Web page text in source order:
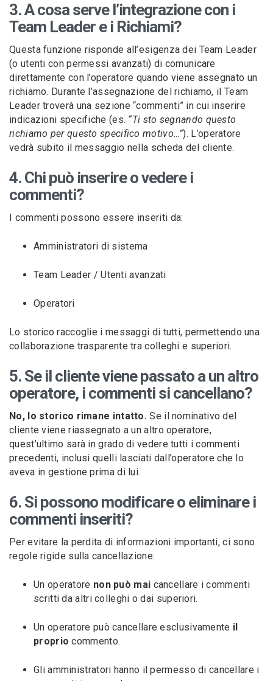
3. A cosa serve l’integrazione con i
Team Leader e i Richiami?
Questa funzione risponde all’esigenza dei Team Leader
(o utenti con permessi avanzati) di comunicare
direttamente con l’operatore quando viene assegnato un
richiamo. Durante l’assegnazione del richiamo, il Team
Leader troverà una sezione “commenti” in cui inserire
indicazioni specifiche (es. “Ti sto segnando questo
richiamo per questo specifico motivo…”). L’operatore
vedrà subito il messaggio nella scheda del cliente.
4. Chi può inserire o vedere i
commenti?
I commenti possono essere inseriti da:
Amministratori di sistema
Team Leader / Utenti avanzati
Operatori
Lo storico raccoglie i messaggi di tutti, permettendo una
collaborazione trasparente tra colleghi e superiori.
5. Se il cliente viene passato a un altro
operatore, i commenti si cancellano?
No, lo storico rimane intatto. Se il nominativo del
cliente viene riassegnato a un altro operatore,
quest’ultimo sarà in grado di vedere tutti i commenti
precedenti, inclusi quelli lasciati dall’operatore che lo
aveva in gestione prima di lui.
6. Si possono modificare o eliminare i
commenti inseriti?
Per evitare la perdita di informazioni importanti, ci sono
regole rigide sulla cancellazione:
Un operatore non può mai cancellare i commenti
scritti da altri colleghi o dai superiori.
Un operatore può cancellare esclusivamente il
proprio commento.
Gli amministratori hanno il permesso di cancellare i